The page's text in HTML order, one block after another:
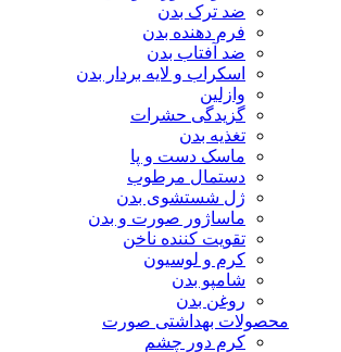
ضد ترک بدن
فرم دهنده بدن
ضد آفتاب بدن
اسکراب و لایه بردار بدن
وازلین
گزیدگی حشرات
تغذیه بدن
ماسک دست و پا
دستمال مرطوب
ژل شستشوی بدن
ماساژور صورت و بدن
تقویت کننده ناخن
کرم و لوسیون
شامپو بدن
روغن بدن
محصولات بهداشتی صورت
کرم دور چشم